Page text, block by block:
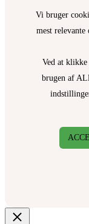
Vi bruger
mest relevante
Ved at
brugen af